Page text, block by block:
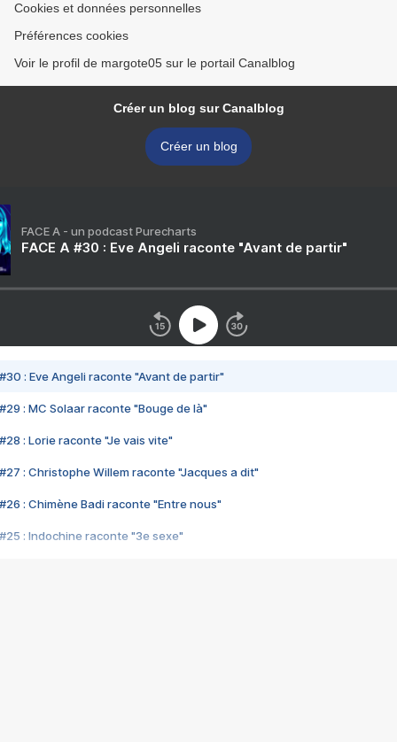
Cookies et données personnelles
Préférences cookies
Voir le profil de margote05 sur le portail Canalblog
Créer un blog sur Canalblog
Créer un blog
FACE A - un podcast Purecharts
FACE A #30 : Eve Angeli raconte "Avant de partir"
#30 : Eve Angeli raconte "Avant de partir"
#29 : MC Solaar raconte "Bouge de là"
#28 : Lorie raconte "Je vais vite"
#27 : Christophe Willem raconte "Jacques a dit"
#26 : Chimène Badi raconte "Entre nous"
#25 : Indochine raconte "3e sexe"